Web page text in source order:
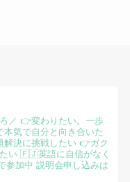
／ 👉変わりたい。一歩
気で自分と向き合いた
決に挑戦したい👉ガク
い🇫🇯英語に自信がなく
参加中 説明会申し込みは